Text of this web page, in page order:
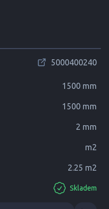
5000400240
1500 mm
1500 mm
2 mm
m2
2.25 m2
Skladem